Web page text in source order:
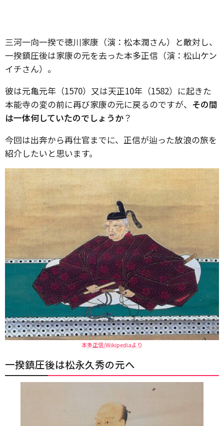
三河一向一揆で徳川家康（演：松本潤さん）と敵対し、
一揆鎮圧後は家康の元を去った本多正信（演：松山ケン
イチさん）。
彼は元亀元年（1570）又は天正10年（1582）に起きた
本能寺の変の前に再び家康の元に戻るのですが、 その間
は一体何していたのでしょうか？
今回は出奔から再仕官までに、正信が辿った放浪の旅を
紹介したいと思います。
本多正信/Wikipediaより
一揆鎮圧後は松永久秀の元へ